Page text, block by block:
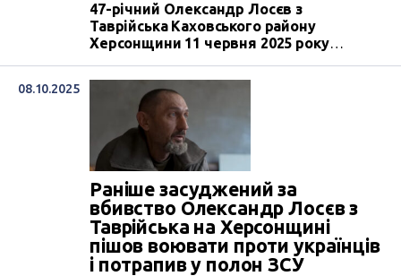
47-річний Олександр Лосєв з
Таврійська Каховського району
Херсонщини 11 червня 2025 року
РФ і пішов воювати проти українців.
Цьому, за його версією, передувало
зґвалтування і вбивство його дружини,
яке росіяни «повісили» на нього - про
це писав ЦЖР. Воював Лосєв недовго:
невдовзі він потрапив у полон ЗСУ на
сумському напрямку. 2 березня
Галицький районний суд Львова
чоловіка винниму державній зраді і
колабораційній діяльності.
08.10.2025
Раніше засуджений за
вбивство Олександр Лосєв з
Таврійська на Херсонщині
пішов воювати проти українців
і потрапив у полон ЗСУ